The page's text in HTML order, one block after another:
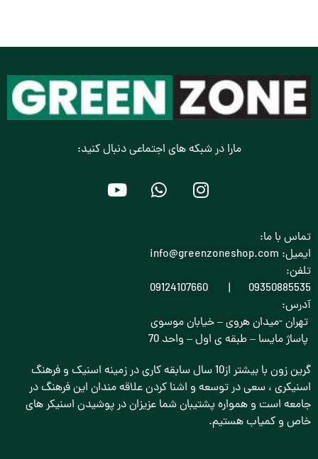
مارا در شبکه های اجتماعی دنبال کنید:
تماس با ما:
ایمیل: info@greenzoneshop.com
تلفن:
09350885535 | 09124107660
آدرس:
تهران -میدان هروی – خیابان موسوی
پاساژ مایسا – طبقه ی اول – واحد 70
گرین زون با بیشتر از10 سال سابقه کاری در زمینه اسنیک و فرهنگ
اسنیکری ، سعی در توسعه و اشنا کردن علاقه مندان این فرهنگ در
جامعه است و همواره پشتیبان شما عزیزان در پوشیدن اسنیکر های
خاص و کمیاب هستیم.